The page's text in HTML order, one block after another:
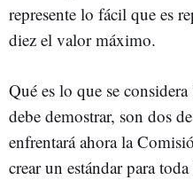
represente lo fácil que es
diez el valor máximo.
Qué es lo que se
debe demostrar, son dos
enfrentará ahora la
crear un estándar para